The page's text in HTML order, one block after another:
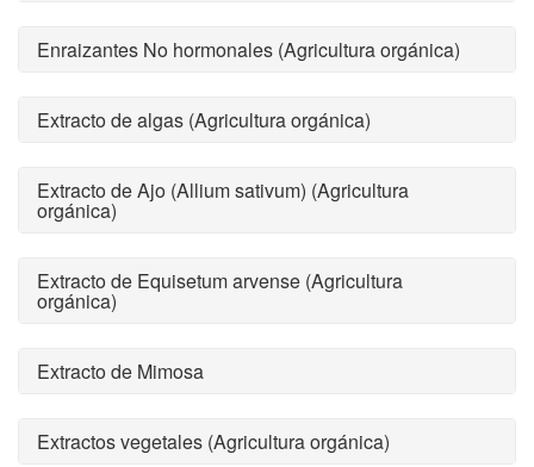
Enraizantes No hormonales (Agricultura orgánica)
Extracto de algas (Agricultura orgánica)
Extracto de Ajo (Allium sativum) (Agricultura
orgánica)
Extracto de Equisetum arvense (Agricultura
orgánica)
Extracto de Mimosa
Extractos vegetales (Agricultura orgánica)